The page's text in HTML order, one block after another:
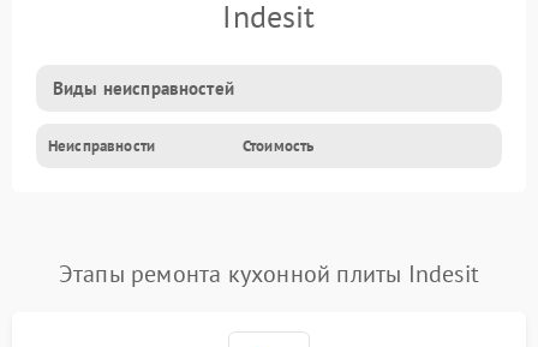
Indesit
Виды неисправностей
Неисправности Стоимость
Этапы ремонта кухонной плиты Indesit